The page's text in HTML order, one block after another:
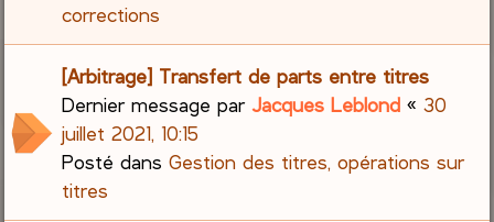
corrections
[Arbitrage] Transfert de parts entre titres
Dernier message parJacques Leblond «30
juillet 2021, 10:15
Posté dansGestion des titres, opérations sur
titres